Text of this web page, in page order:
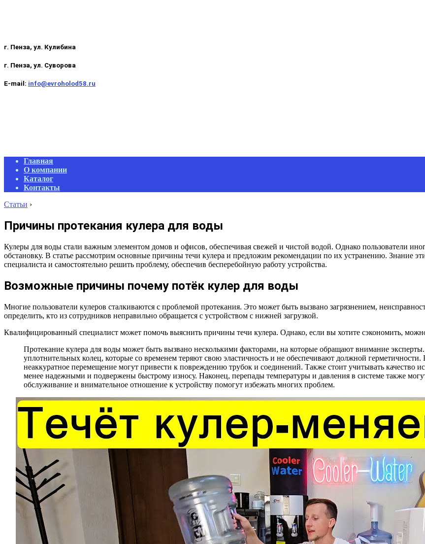
г. Пенза, ул. Кулибина
г. Пенза, ул. Суворова
E-mail: info@evroholod58.ru
Primary
Navigation
Menu
Главная
О компании
Каталог
Контакты
Статьи ›
Причины протекания кулера для воды
Кулеры для воды стали важным элементом домов и офисов, обеспечивая свежей и чистой водой. Однако пользователи
обстановку. В статье рассмотрим основные причины течи кулера и предложим рекомендации по их устранению. Знание
специалиста и самостоятельно решить проблему, обеспечив бесперебойную работу устройства.
Возможные причины почему потёк кулер для воды
Многие пользователи кулеров сталкиваются с проблемой протекания. Это может быть вызвано загрязнением,
определить, кто из сотрудников неправильно обращается с устройством с нижней загрузкой.
Квалифицированный специалист может помочь выяснить причины течи кулера. Однако, если вы хотите сэкономить,
Протекание кулера для воды может быть вызвано несколькими факторами, на которые обращают внимание
уплотнительных колец, которые со временем теряют свою эластичность и не обеспечивают должной
неаккуратное перемещение могут привести к повреждению трубок и соединений. Также стоит учитывать качество
менее надежными и подвержены быстрому износу. Наконец, перепады температуры и давления в системе также
обслуживание и внимательное отношение к устройству помогут избежать многих проблем.